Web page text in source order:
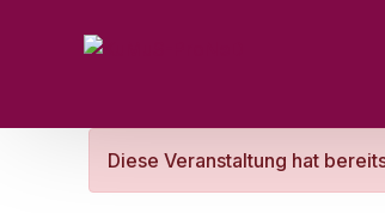
Diese Veranstaltung hat